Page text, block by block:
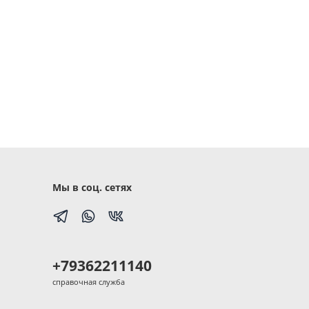
Мы в соц. сетях
+79362211140
справочная служба